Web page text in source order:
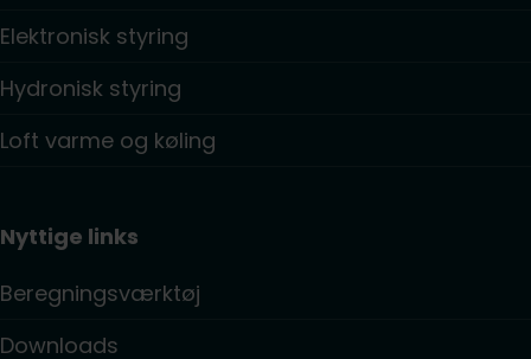
Elektronisk styring
Hydronisk styring
Loft varme og køling
Nyttige links
Beregningsværktøj
Downloads